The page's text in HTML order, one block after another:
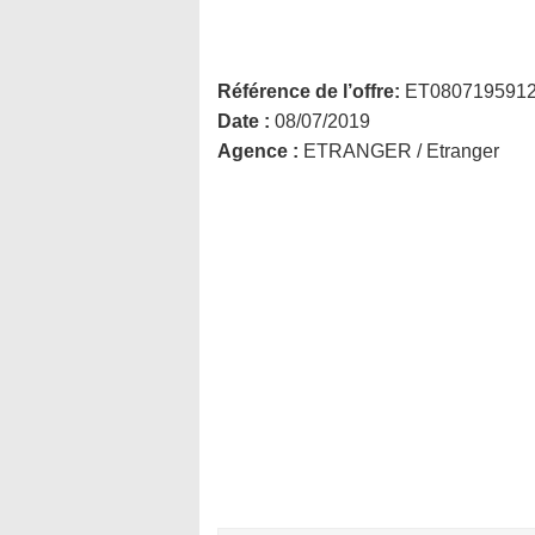
Référence de l’offre:
Date : 08/07/2019
Agence : ETRANGER / Etranger